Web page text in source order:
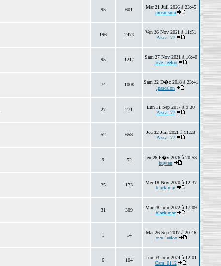
95 601
Mar 21 Juil 2026 à 23:45
mosmsma
196 2473
Ven 26 Nov 2021 à 11:51
Pascal 77
95 1217
Sam 27 Nov 2021 à 16:40
love_leeloo
74 1008
Sam 22 D�c 2018 à 23:41
lpascalon
27 271
Lun 11 Sep 2017 à 9:30
Pascal 77
52 658
Jeu 22 Juil 2021 à 11:23
Pascal 77
9 52
Jeu 26 F�v 2026 à 20:53
buyten
25 173
Mer 18 Nov 2020 à 12:37
blackjmac
31 309
Mar 28 Juin 2022 à 17:09
blackjmac
1 14
Mar 26 Sep 2017 à 20:46
love_leeloo
6 104
Lun 03 Juin 2024 à 12:01
Cam_0112